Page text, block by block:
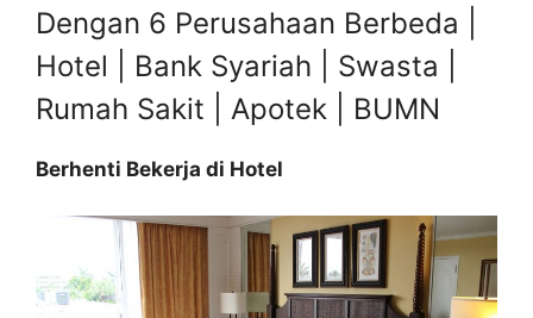
Dengan 6 Perusahaan Berbeda |
Hotel | Bank Syariah | Swasta |
Rumah Sakit | Apotek | BUMN
Berhenti Bekerja di Hotel